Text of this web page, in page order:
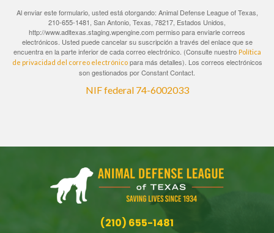
Al enviar este formulario, usted está otorgando: Animal Defense League of Texas,
210-655-1481, San Antonio, Texas, 78217, Estados Unidos,
http://www.adltexas.staging.wpengine.com permiso para enviarle correos
electrónicos. Usted puede cancelar su suscripción a través del enlace que se
encuentra en la parte inferior de cada correo electrónico. (Consulte nuestro Política
de privacidad del correo electrónicopara más detalles). Los correos electrónicos
son gestionados por Constant Contact.
NIF federal 74-6002033
(210) 655-1481